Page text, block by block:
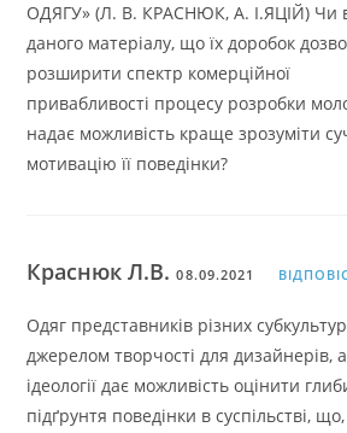
ОДЯГУ» (Л. В. КРАСНЮК, А. І.ЯЦІЙ) Чи
даного матеріалу, що їх доробок
розширити спектр комерційної
привабливості процесу розробки
надає можливість краще зрозуміти
мотивацію її поведінки?
Краснюк Л.В.08.09.2021
Одяг представників різних
джерелом творчості для дизайнерів,
ідеології дає можливість оцінити
підґрунтя поведінки в суспільстві,